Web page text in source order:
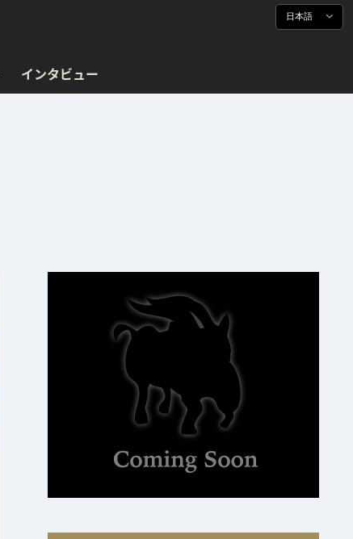
日本語
インタビュー